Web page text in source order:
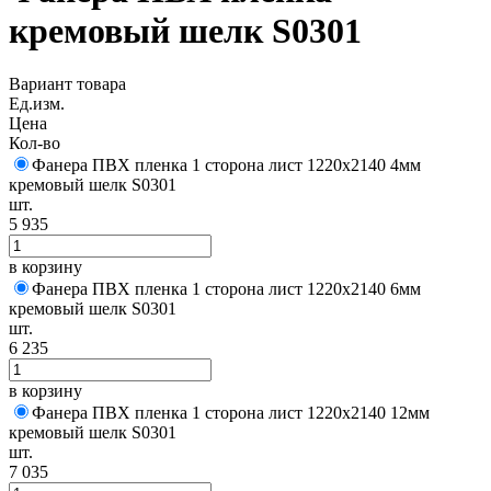
кремовый шелк S0301
Вариант товара
Ед.изм.
Цена
Кол-во
Фанера ПВХ пленка 1 сторона лист 1220х2140 4мм
кремовый шелк S0301
шт.
5 935
в корзину
Фанера ПВХ пленка 1 сторона лист 1220х2140 6мм
кремовый шелк S0301
шт.
6 235
в корзину
Фанера ПВХ пленка 1 сторона лист 1220х2140 12мм
кремовый шелк S0301
шт.
7 035